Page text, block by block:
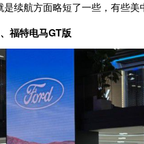
是续航方面略短了一些，有些美
福特电马GT版